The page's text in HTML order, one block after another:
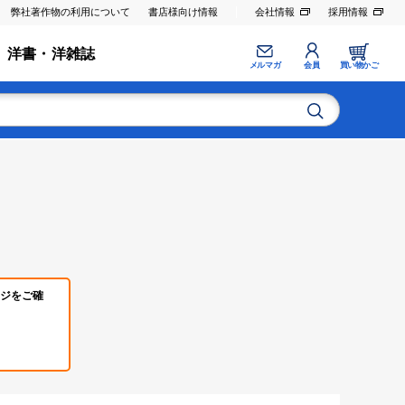
弊社著作物の利用について 書店様向け情報 会社情報 採用情報
洋書・洋雑誌
メルマガ 会員 買い物かご
をご確